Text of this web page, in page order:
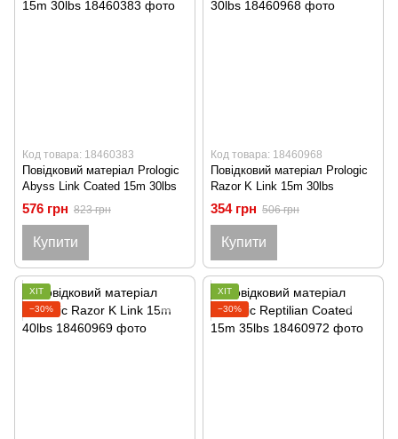
Код товара: 18460383
Повідковий матеріал Prologic
Abyss Link Coated 15m 30lbs
576 грн 823 грн
Купити
Код товара: 18460968
Повідковий матеріал Prologic
Razor K Link 15m 30lbs
354 грн 506 грн
Купити
ХІТ
−30%
ХІТ
−30%